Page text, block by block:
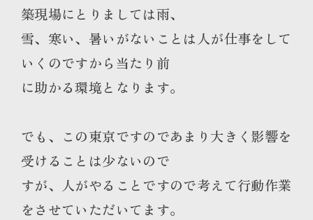
築現場にとりましては雨、
雪、寒い、暑いがないことは人が仕事をして
いくのですから当たり前
に助かる環境となります。
でも、この東京ですのであまり大きく影響を
受けることは少ないので
すが、人がやることですので考えて行動作業
をさせていただいてます。